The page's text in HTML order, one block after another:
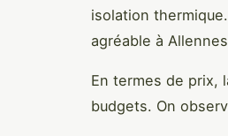
isolation
agréable à
En termes de prix,
budgets. On